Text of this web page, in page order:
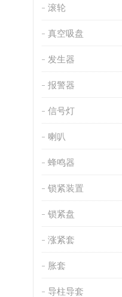
滚轮
真空吸盘
发生器
报警器
信号灯
喇叭
蜂鸣器
锁紧装置
锁紧盘
涨紧套
胀套
导柱导套